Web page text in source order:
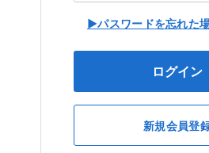
▶パスワードを忘れた
ログイン
新規会員登